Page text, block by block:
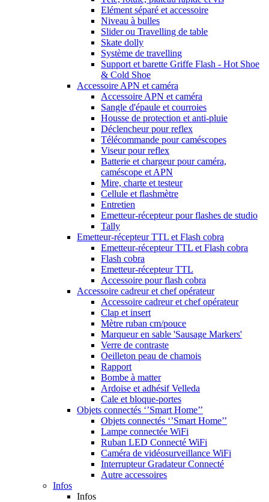
Elément séparé et accessoire
Niveau à bulles
Slider ou Travelling de table
Skate dolly
Système de travelling
Support et barette Griffe Flash - Hot Shoe
& Cold Shoe
Accessoire APN et caméra
Accessoire APN et caméra
Sangle d'épaule et courroies
Housse de protection et anti-pluie
Déclencheur pour reflex
Télécommande pour caméscopes
Viseur pour reflex
Batterie et chargeur pour caméra,
caméscope et APN
Mire, charte et testeur
Cellule et flashmètre
Entretien
Emetteur-récepteur pour flashes de studio
Tally
Emetteur-récepteur TTL et Flash cobra
Emetteur-récepteur TTL et Flash cobra
Flash cobra
Emetteur-récepteur TTL
Accessoire pour flash cobra
Accessoire cadreur et chef opérateur
Accessoire cadreur et chef opérateur
Clap et insert
Mètre ruban cm/pouce
Marqueur en sable 'Sausage Markers'
Verre de contraste
Oeilleton peau de chamois
Rapport
Bombe à matter
Ardoise et adhésif Velleda
Cale et bloque-portes
Objets connectés ‘’Smart Home’’
Objets connectés ‘’Smart Home’’
Lampe connectée WiFi
Ruban LED Connecté WiFi
Caméra de vidéosurveillance WiFi
Interrupteur Gradateur Connecté
Autre accessoires
Infos
Infos